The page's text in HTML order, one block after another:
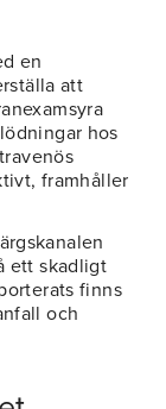
en
att
hos
framhåller
ett skadligt
finns
och